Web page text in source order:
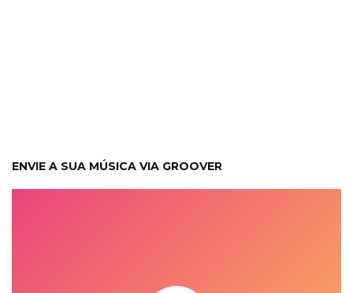
ENVIE A SUA MÚSICA VIA GROOVER